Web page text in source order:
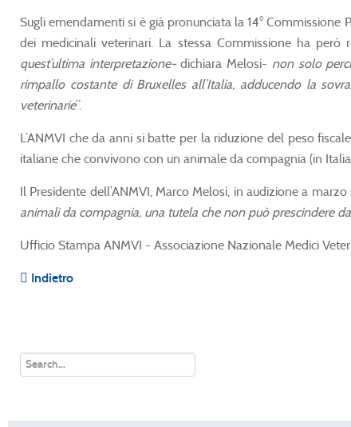
Sugli emendamenti si è già pronunciata la 14° Commissione
dei medicinali veterinari. La stessa Commissione ha
quest’ultima interpretazione-dichiara Melosi- non solo
rimpallo costante di Bruxelles all’Italia, adducendo la
veterinarie”.
L’ANMVI che da anni si batte per la riduzione del peso
italiane che convivono con un animale da compagnia (in
Il Presidente dell’ANMVI, Marco Melosi, in audizione a
animali da compagnia, una tutela che non può prescindere
Ufficio Stampa ANMVI - Associazione Nazionale Medici
Indietro